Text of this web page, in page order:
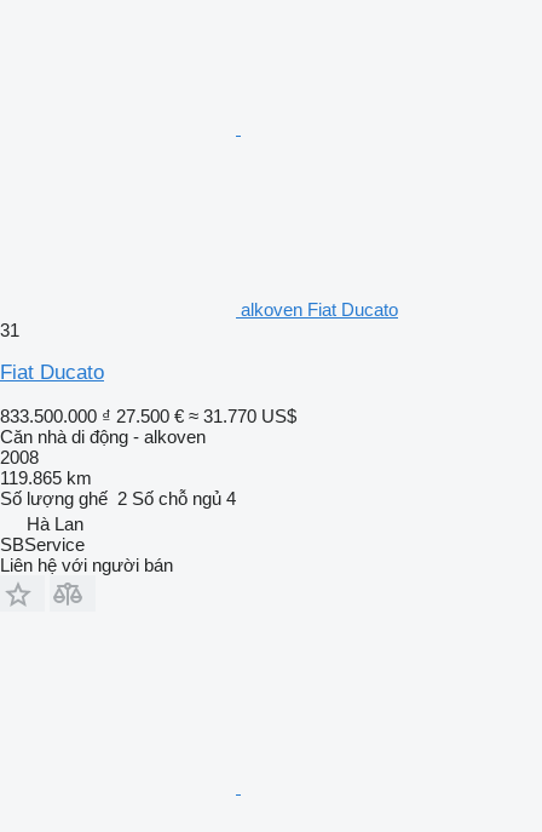
alkoven Fiat Ducato
31
Fiat Ducato
833.500.000 ₫ 27.500 € ≈ 31.770 US$
Căn nhà di động - alkoven
2008
119.865 km
Số lượng ghế 2 Số chỗ ngủ 4
Hà Lan
SBService
Liên hệ với người bán